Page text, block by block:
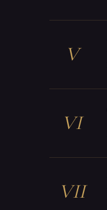
V
VI
VII